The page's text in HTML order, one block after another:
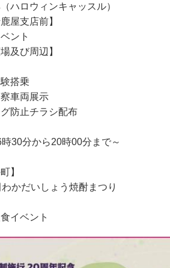
ハロウィンキャッスル）
屋支店前】
ント
及び周辺】
搭乗
車両展示
防止チラシ配布
30分から20時00分まで～
】
かだいしょう焼酎まつり
イベント